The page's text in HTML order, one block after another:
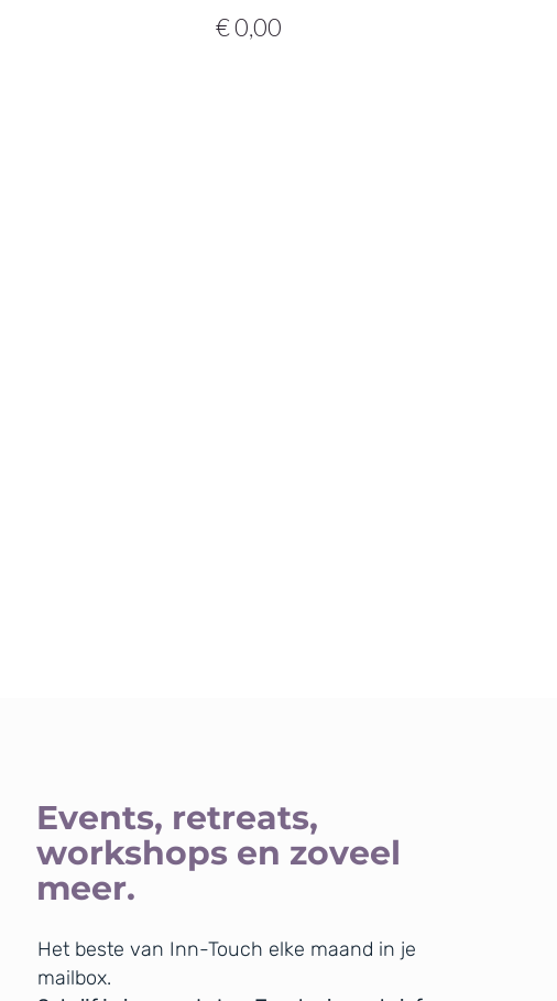
€ 0,00
Events, retreats,
workshops en zoveel
meer.
Het beste van Inn-Touch elke maand in je
mailbox.